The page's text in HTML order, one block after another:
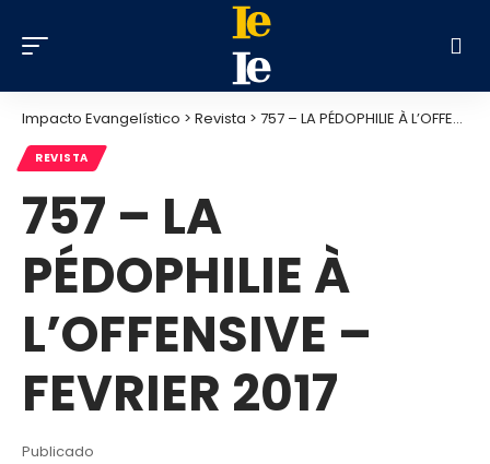
Impacto Evangelístico > Revista > 757 – LA PÉDOPHILIE À L’OFFENSIVE – FEVRIER 2017
REVISTA
757 – LA
PÉDOPHILIE À
L’OFFENSIVE –
FEVRIER 2017
Publicado